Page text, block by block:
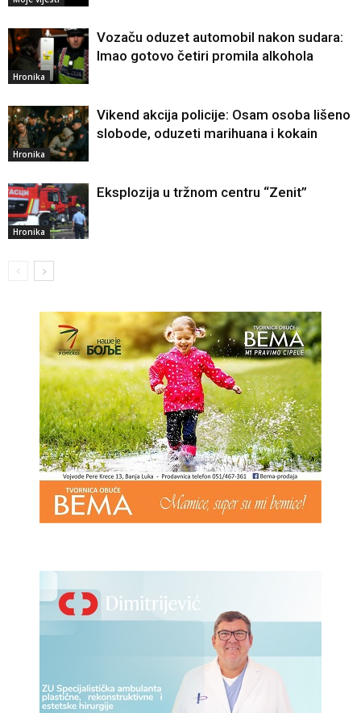
Hronika
Vozaču oduzet automobil nakon sudara:
Imao gotovo četiri promila alkohola
Hronika
Vikend akcija policije: Osam osoba lišeno
slobode, oduzeti marihuana i kokain
Hronika
Eksplozija u tržnom centru “Zenit”